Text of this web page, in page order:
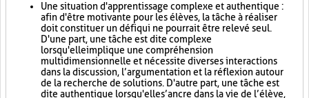
Une situation d'apprentissage complexe et authentique :
afin d'être motivante pour les élèves, la tâche à réaliser
doit constituer un défi qui ne pourrait être relevé seul.
D'une part, une tâche est dite complexe
lorsqu'elle implique une compréhension
multidimensionnelle et nécessite diverses interactions
dans la discussion, l’argumentation et la réflexion autour
de la recherche de solutions. D'autre part, une tâche est
dite authentique lorsqu'elle s’ancre dans la vie de l’élève,